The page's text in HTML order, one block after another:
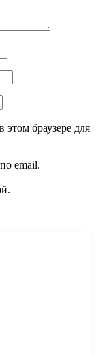
этом браузере для
email.